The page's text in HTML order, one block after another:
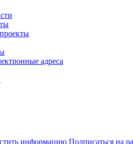
адреса
информацию Подписаться на